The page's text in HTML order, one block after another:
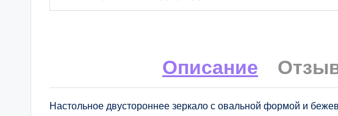
Описание
Настольное двустороннее зеркало с овальной формой и